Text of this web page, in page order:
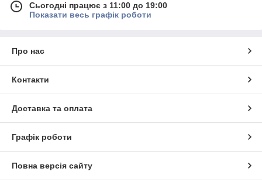
Сьогодні працює з 11:00 до 19:00
Показати весь графік роботи
Про нас
Контакти
Доставка та оплата
Графік роботи
Повна версія сайту